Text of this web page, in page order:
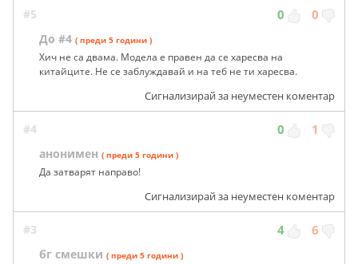
#5 0 0
До #4 ( преди 5 години )
Хич не са двама. Модела е правен да се харесва на
китайците. Не се заблуждавай и на теб не ти харесва.
Сигнализирай за неуместен коментар
#4 0 1
анонимен ( преди 5 години )
Да затварят направо!
Сигнализирай за неуместен коментар
#3 4 6
бг смешки ( преди 5 години )